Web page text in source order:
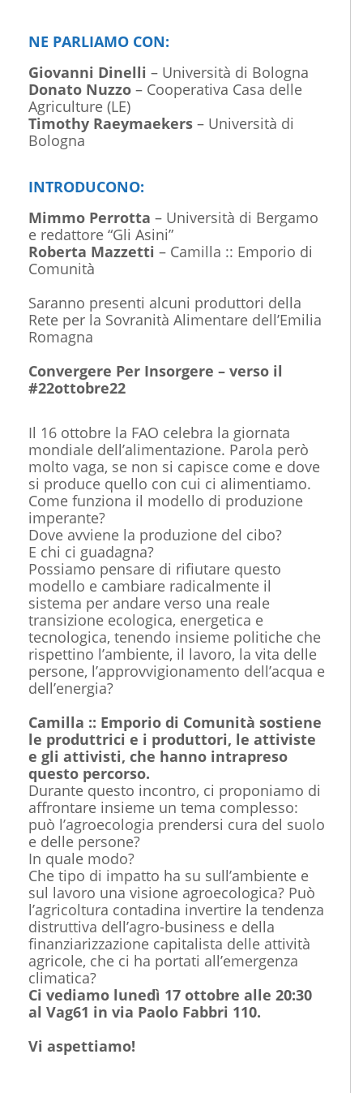
NE PARLIAMO CON:
Giovanni Dinelli – Università di Bologna
Donato Nuzzo – Cooperativa Casa delle
Agriculture (LE)
Timothy Raeymaekers – Università di
Bologna
INTRODUCONO:
Mimmo Perrotta – Università di Bergamo
e redattore “Gli Asini”
Roberta Mazzetti – Camilla :: Emporio di
Comunità
Saranno presenti alcuni produttori della
Rete per la Sovranità Alimentare dell’Emilia
Romagna
Convergere Per Insorgere – verso il
#22ottobre22
Il 16 ottobre la FAO celebra la giornata
mondiale dell’alimentazione. Parola però
molto vaga, se non si capisce come e dove
si produce quello con cui ci alimentiamo.
Come funziona il modello di produzione
imperante?
Dove avviene la produzione del cibo?
E chi ci guadagna?
Possiamo pensare di rifiutare questo
modello e cambiare radicalmente il
sistema per andare verso una reale
transizione ecologica, energetica e
tecnologica, tenendo insieme politiche che
rispettino l’ambiente, il lavoro, la vita delle
persone, l’approvvigionamento dell’acqua e
dell’energia?
Camilla :: Emporio di Comunità sostiene
le produttrici e i produttori, le attiviste
e gli attivisti, che hanno intrapreso
questo percorso.
Durante questo incontro, ci proponiamo di
affrontare insieme un tema complesso:
può l’agroecologia prendersi cura del suolo
e delle persone?
In quale modo?
Che tipo di impatto ha su sull’ambiente e
sul lavoro una visione agroecologica? Può
l’agricoltura contadina invertire la tendenza
distruttiva dell’agro-business e della
finanziarizzazione capitalista delle attività
agricole, che ci ha portati all’emergenza
climatica?
Ci vediamo lunedì 17 ottobre alle 20:30
al Vag61 in via Paolo Fabbri 110.
Vi aspettiamo!